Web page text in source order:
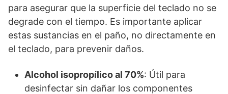
para asegurar que la superficie del teclado no se
degrade con el tiempo. Es importante aplicar
estas sustancias en el paño, no directamente en
el teclado, para prevenir daños.
Alcohol isopropílico al 70%: Útil para
desinfectar sin dañar los componentes